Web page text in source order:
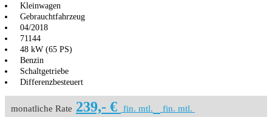
Kleinwagen
Gebrauchtfahrzeug
04/2018
71144
48 kW (65 PS)
Benzin
Schaltgetriebe
Differenzbesteuert
monatliche Rate 239,- € fin. mtl. fin. mtl.